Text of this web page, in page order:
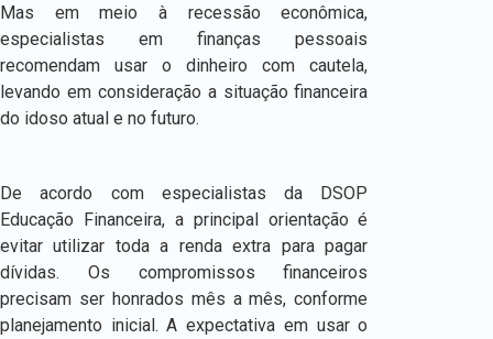
Mas em meio à recessão econômica,
especialistas em finanças pessoais
recomendam usar o dinheiro com cautela,
levando em consideração a situação financeira
do idoso atual e no futuro.
De acordo com especialistas da DSOP
Educação Financeira, a principal orientação é
evitar utilizar toda a renda extra para pagar
dívidas. Os compromissos financeiros
precisam ser honrados mês a mês, conforme
planejamento inicial. A expectativa em usar o